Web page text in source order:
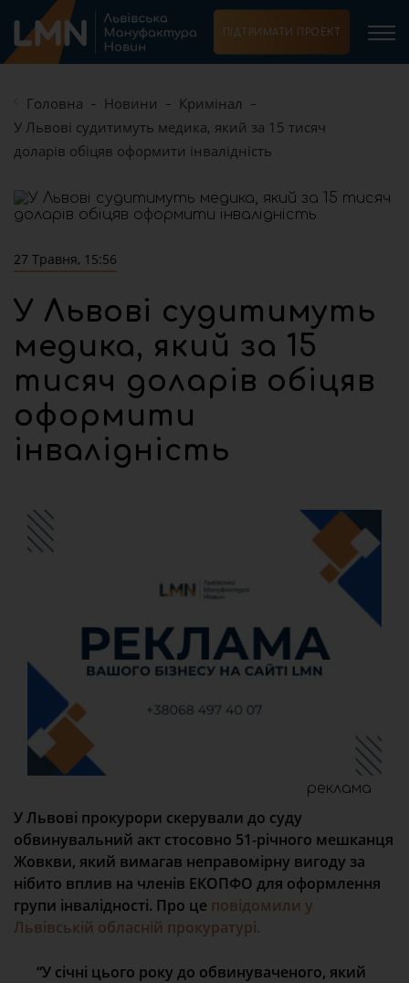
ПІДТРИМАТИ ПРОЕКТ
Головна Новини
Кримінал
У Львові судитимуть медика, який за 15 тисяч
доларів обіцяв оформити інвалідність
27 Травня, 15:56
У Львові судитимуть
медика, який за 15
тисяч доларів обіцяв
оформити
інвалідність
реклама
У Львові прокурори скерували до суду
обвинувальний акт стосовно 51-річного мешканця
Жовкви, який вимагав неправомірну вигоду за
нібито вплив на членів ЕКОПФО для оформлення
групи інвалідності. Про це повідомили у
Львівській обласній прокуратурі.
“У січні цього року до обвинуваченого, який